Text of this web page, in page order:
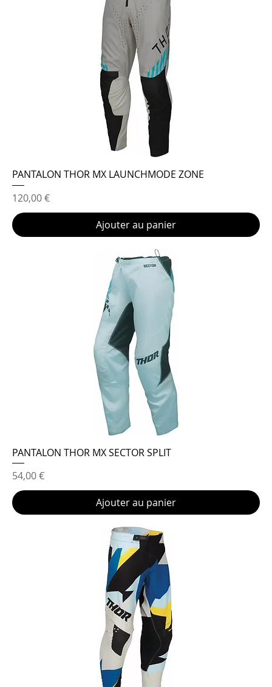
PANTALON THOR MX LAUNCHMODE ZONE
Prix
120,00 €
Ajouter au panier
PANTALON THOR MX SECTOR SPLIT
Prix
54,00 €
Ajouter au panier